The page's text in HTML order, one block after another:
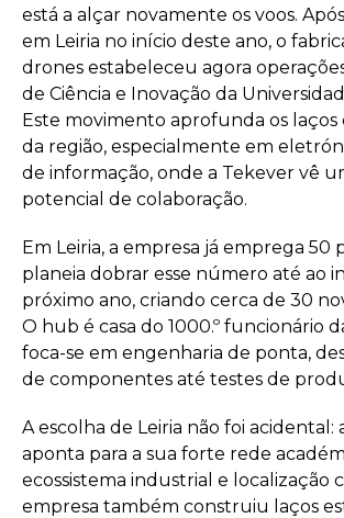
está a alçar novamente os voos.
em Leiria no início deste ano, o
drones estabeleceu agora
de Ciência e Inovação da
Este movimento aprofunda os
da região, especialmente em
de informação, onde a Tekever vê
potencial de colaboração.
Em Leiria, a empresa já emprega 50
planeia dobrar esse número até ao
próximo ano, criando cerca de 30
O hub é casa do 1000.º funcionário
foca-se em engenharia de ponta,
de componentes até testes de
A escolha de Leiria não foi acidental:
aponta para a sua forte rede
ecossistema industrial e localização
empresa também construiu laços